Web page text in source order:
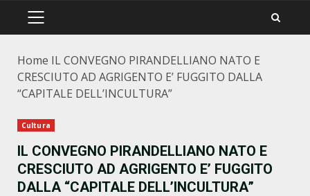
PRIMÄRES
Home IL CONVEGNO PIRANDELLIANO NATO E
CRESCIUTO AD AGRIGENTO E’ FUGGITO DALLA
“CAPITALE DELL’INCULTURA”
Cultura
IL CONVEGNO PIRANDELLIANO NATO E
CRESCIUTO AD AGRIGENTO E’ FUGGITO
DALLA “CAPITALE DELL’INCULTURA”